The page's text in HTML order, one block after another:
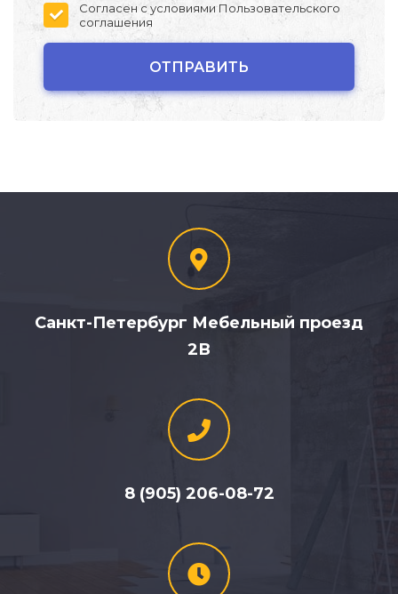
Согласен с условиямиПользовательского
соглашения
Санкт-Петербург Мебельный проезд
2В
8 (905) 206-08-72